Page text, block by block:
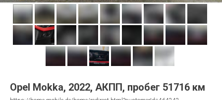
Opel Mokka, 2022, АКПП, пробег 51716 км